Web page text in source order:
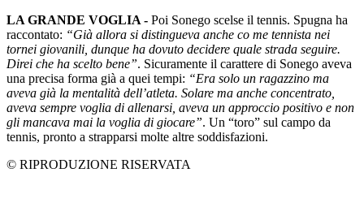
LA GRANDE VOGLIA - Poi Sonego scelse il tennis. Spugna ha
raccontato: “Già allora si distingueva anche co me tennista nei
tornei giovanili, dunque ha dovuto decidere quale strada seguire.
Direi che ha scelto bene”. Sicuramente il carattere di Sonego aveva
una precisa forma già a quei tempi: “Era solo un ragazzino ma
aveva già la mentalità dell’atleta. Solare ma anche concentrato,
aveva sempre voglia di allenarsi, aveva un approccio positivo e non
gli mancava mai la voglia di giocare”. Un “toro” sul campo da
tennis, pronto a strapparsi molte altre soddisfazioni.
© RIPRODUZIONE RISERVATA